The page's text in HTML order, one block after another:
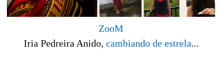
ZooM
Iria Pedreira Anido, cambiando de estrela...